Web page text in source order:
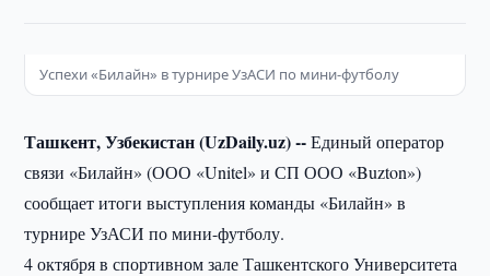
Успехи «Билайн» в турнире УзАСИ по мини-футболу
Ташкент, Узбекистан (UzDaily.uz) --Единый оператор
связи «Билайн» (ООО «Unitel» и СП ООО «Buzton»)
сообщает итоги выступления команды «Билайн» в
турнире УзАСИ по мини-футболу.
4 октября в спортивном зале Ташкентского Университета